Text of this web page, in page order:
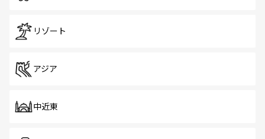
リゾート
アジア
中近東